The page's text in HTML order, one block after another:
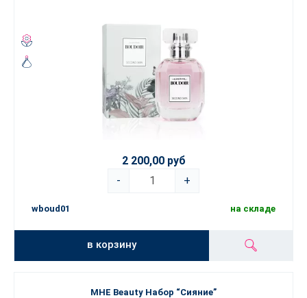
2 200,00 руб
-
+
wboud01 на складе
в корзину
MHE Beauty Набор “Сияние”